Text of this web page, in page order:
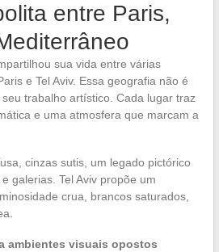
entre Paris,
sua vida entre várias
e Tel Aviv. Essa geografia não é
trabalho artístico. Cada lugar traz
e uma atmosfera que marcam a
cinzas sutis, um legado pictórico
galerias. Tel Aviv propõe um
crua, brancos saturados,
ambientes visuais opostos